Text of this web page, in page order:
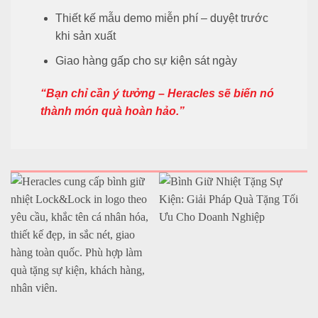
Thiết kế mẫu demo miễn phí – duyệt trước
khi sản xuất
Giao hàng gấp cho sự kiện sát ngày
“Bạn chỉ cần ý tưởng – Heracles sẽ biến nó
thành món quà hoàn hảo.”